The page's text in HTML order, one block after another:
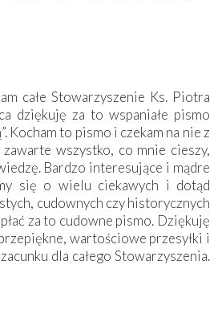
całe Stowarzyszenie Ks. Piotra
dziękuję za to wspaniałe pismo
Kocham to pismo i czekam na nie z
wszystko, co mnie cieszy,
Bardzo interesujące i mądre
się o wielu ciekawych i dotąd
cudownych czy historycznych
za to cudowne pismo. Dziękuję
wartościowe przesyłki i
dla całego Stowarzyszenia.